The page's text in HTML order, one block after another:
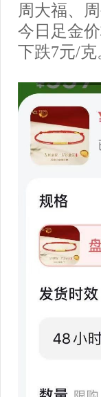
周大福、
今日足金
下跌7元/克